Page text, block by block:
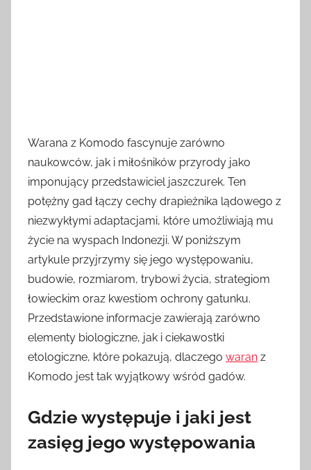
Warana z Komodo fascynuje zarówno
naukowców, jak i miłośników przyrody jako
imponujący przedstawiciel jaszczurek. Ten
potężny gad łączy cechy drapieżnika lądowego z
niezwykłymi adaptacjami, które umożliwiają mu
życie na wyspach Indonezji. W poniższym
artykule przyjrzymy się jego występowaniu,
budowie, rozmiarom, trybowi życia, strategiom
łowieckim oraz kwestiom ochrony gatunku.
Przedstawione informacje zawierają zarówno
elementy biologiczne, jak i ciekawostki
etologiczne, które pokazują, dlaczego waran z
Komodo jest tak wyjątkowy wśród gadów.
Gdzie występuje i jaki jest
zasięg jego występowania